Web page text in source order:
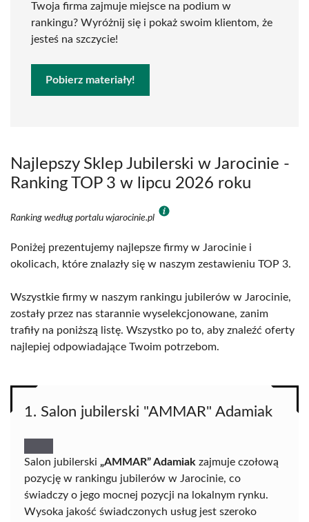
Twoja firma zajmuje miejsce na podium w
rankingu? Wyróżnij się i pokaż swoim klientom, że
jesteś na szczycie!
Pobierz materiały!
Najlepszy Sklep Jubilerski w Jarocinie -
Ranking TOP 3 w lipcu 2026 roku
Ranking według portalu wjarocinie.pl
Poniżej prezentujemy najlepsze firmy w Jarocinie i
okolicach, które znalazły się w naszym zestawieniu TOP 3.
Wszystkie firmy w naszym rankingu jubilerów w Jarocinie,
zostały przez nas starannie wyselekcjonowane, zanim
trafiły na poniższą listę. Wszystko po to, aby znaleźć oferty
najlepiej odpowiadające Twoim potrzebom.
1. Salon jubilerski "AMMAR" Adamiak
Salon jubilerski „AMMAR” Adamiak zajmuje czołową
pozycję w rankingu jubilerów w Jarocinie, co
świadczy o jego mocnej pozycji na lokalnym rynku.
Wysoka jakość świadczonych usług jest szeroko